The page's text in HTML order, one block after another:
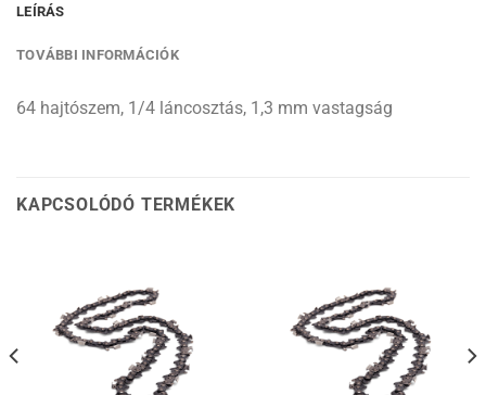
LEÍRÁS
TOVÁBBI INFORMÁCIÓK
64 hajtószem, 1/4 láncosztás, 1,3 mm vastagság
KAPCSOLÓDÓ TERMÉKEK